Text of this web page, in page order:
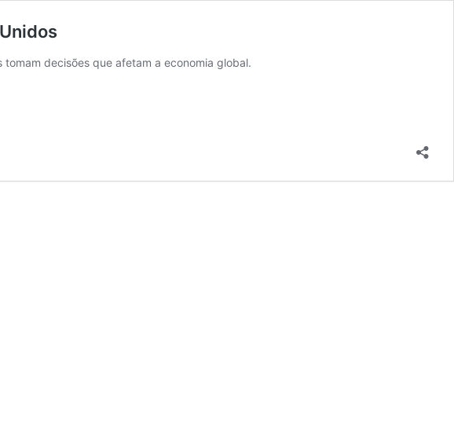
decisões que afetam a economia global.